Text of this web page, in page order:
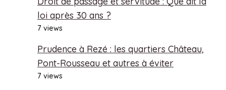
loi après 30 ans ?
7 views
Prudence à Rezé : les quartiers Château,
Pont-Rousseau et autres à éviter
7 views